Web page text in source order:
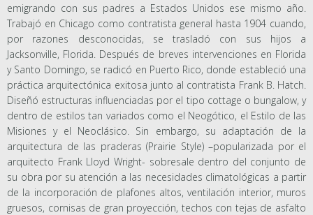
emigrando con sus padres a Estados Unidos ese mismo año.
Trabajó en Chicago como contratista general hasta 1904 cuando,
por razones desconocidas, se trasladó con sus hijos a
Jacksonville, Florida. Después de breves intervenciones en Florida
y Santo Domingo, se radicó en Puerto Rico, donde estableció una
práctica arquitectónica exitosa junto al contratista Frank B. Hatch.
Diseñó estructuras influenciadas por el tipo cottage o bungalow, y
dentro de estilos tan variados como el Neogótico, el Estilo de las
Misiones y el Neoclásico. Sin embargo, su adaptación de la
arquitectura de las praderas (Prairie Style) –popularizada por el
arquitecto Frank Lloyd Wright- sobresale dentro del conjunto de
su obra por su atención a las necesidades climatológicas a partir
de la incorporación de plafones altos, ventilación interior, muros
gruesos, cornisas de gran proyección, techos con tejas de asfalto